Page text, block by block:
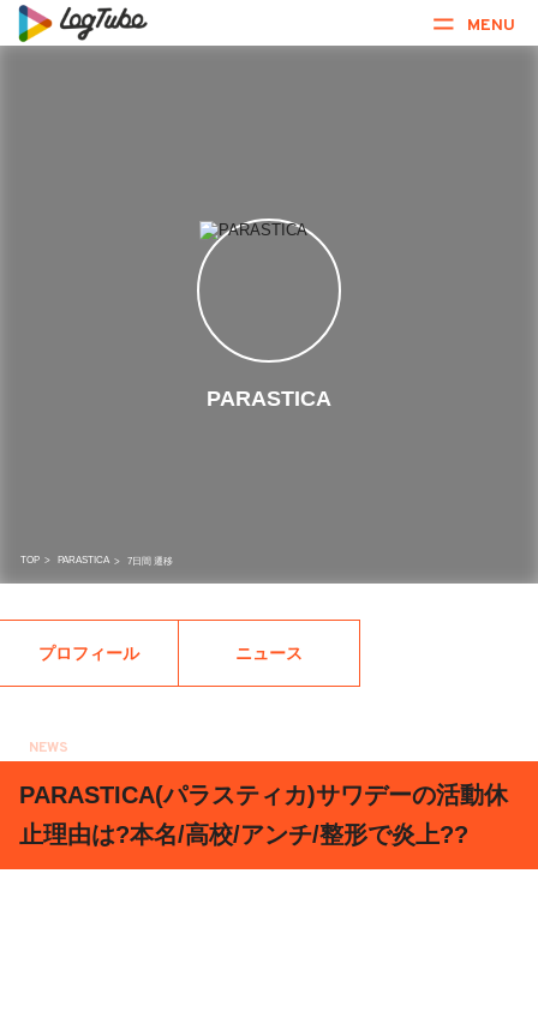
MENU
PARASTICA
TOP > PARASTICA > 7日間 遷移
プロフィール ニュース
NEWS
PARASTICA(パラスティカ)サワデーの活動休
止理由は?本名/高校/アンチ/整形で炎上??